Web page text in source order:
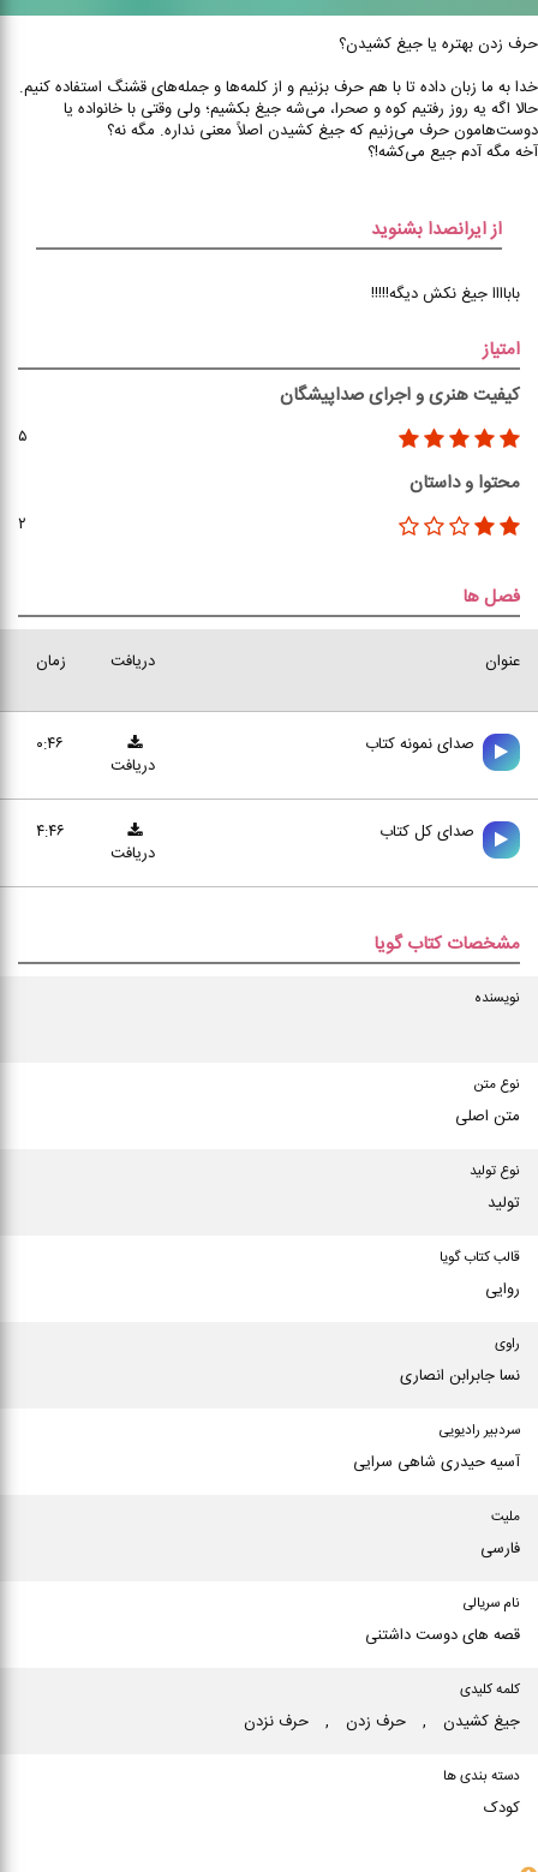
حرف زدن بهتره یا جیغ کشیدن؟
خدا به ما زبان داده تا با هم حرف بزنیم و از کلمه‌‌‌ها و جمله‌‌‌های قشنگ استفاده کنیم.
حالا اگه یه روز رفتیم کوه و صحرا، می‌‌‌‌شه جیغ بکشیم؛ ولی وقتی با خانواده یا
دوست‌‌هامون حرف می‌‌‌زنیم که جیغ کشیدن اصلاً معنی نداره. مگه نه؟
آخه مگه آدم جیع می‌‌کشه!؟
از ایرانصدا بشنوید
باباااا جیغ نکش دیگه!!!!!
امتیاز
کیفیت هنری و اجرای صداپیشگان
۵
محتوا و داستان
۲
فصل ها
عنوان زمان دریافت
صدای نمونه کتاب
۰:۴۶
دریافت
صدای کل کتاب
۴:۴۶
دریافت
مشخصات کتاب گویا
نویسنده
نوع متن
متن اصلی
نوع تولید
تولید
قالب کتاب گویا
روایی
راوی
نسا جابرابن انصاری
سردبیر رادیویی
آسیه حیدری شاهی سرایی
ملیت
فارسی
نام سریالی
قصه های دوست داشتنی
کلمه کلیدی
جیغ كشیدن , حرف زدن , حرف نزدن
دسته بندی ها
کودک